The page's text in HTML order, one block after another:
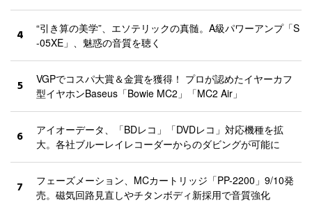
4
“引き算の美学”、エソテリックの真髄。A級パワーアンプ「S
-05XE」、魅惑の音質を聴く
5
VGPでコスパ大賞＆金賞を獲得！ プロが認めたイヤーカフ
型イヤホンBaseus「Bowie MC2」「MC2 Air」
6
アイオーデータ、「BDレコ」「DVDレコ」対応機種を拡
大。各社ブルーレイレコーダーからのダビングが可能に
7
フェーズメーション、MCカートリッジ「PP-2200」9/10発
売。磁気回路見直しやチタンボディ新採用で音質強化